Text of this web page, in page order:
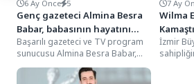
6 Ay Önce 5
Genç gazeteci Almina Besra
Babar, babasının hayatını
yazdı
Başarılı gazeteci ve TV program
sunucusu Almina Besra Babar,
medya dünyasının sevilen ismi
olan gazeteci...
7 Ay
Wilma
Uyuttu
İzmir